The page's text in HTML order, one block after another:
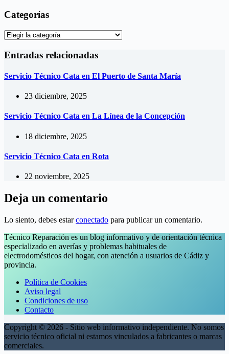
Categorías
Categorías
Entradas relacionadas
Servicio Técnico Cata en El Puerto de Santa María
23 diciembre, 2025
Servicio Técnico Cata en La Línea de la Concepción
18 diciembre, 2025
Servicio Técnico Cata en Rota
22 noviembre, 2025
Deja un comentario
Lo siento, debes estarconectado para publicar un comentario.
Técnico Reparación es un blog informativo y de orientación técnica
especializado en averías y problemas habituales de
electrodomésticos del hogar, con atención a usuarios de Cádiz y
provincia.
Política de Cookies
Aviso legal
Condiciones de uso
Contacto
Copyright © 2026 - Sitio web informativo independiente. No somos
servicio técnico oficial ni estamos vinculados a fabricantes o marcas
comerciales.